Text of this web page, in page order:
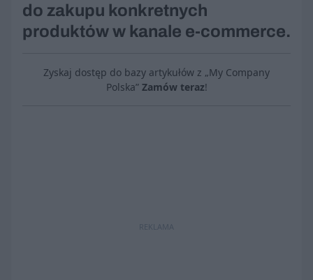
do zakupu konkretnych
produktów w kanale e-commerce.
Zyskaj dostęp do bazy artykułów z „My Company
Polska” Zamów teraz!
REKLAMA